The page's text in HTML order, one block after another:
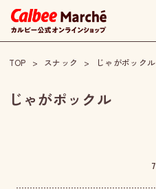
TOP スナック じゃがポックル
じゃがポックル
7